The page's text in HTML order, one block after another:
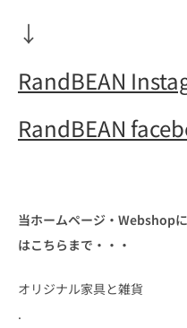
↓
RandBEAN
RandBEAN
当ホームページ・Webshop
はこちらまで・・・
オリジナル家具と雑貨
.